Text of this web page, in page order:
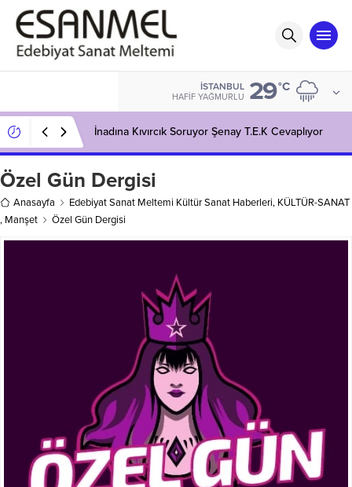
İSTANBUL
HAFIF YAĞMURLU 29°C
İnadına Kıvırcık Soruyor Şenay T.E.K Cevaplıyor
Özel Gün Dergisi
Anasayfa Edebiyat Sanat Meltemi Kültür Sanat Haberleri, KÜLTÜR-SANAT
, Manşet Özel Gün Dergisi